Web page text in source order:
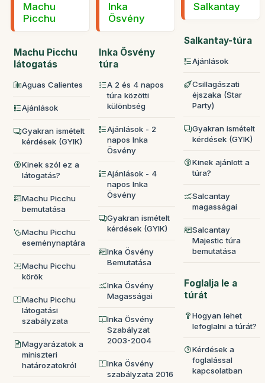
Machu
Picchu
Machu Picchu
látogatás
Aguas Calientes
Ajánlások
Gyakran ismételt
kérdések (GYIK)
Kinek szól ez a
látogatás?
Machu Picchu
bemutatása
Machu Picchu
eseménynaptára
Machu Picchu
körök
Machu Picchu
látogatási
szabályzata
Magyarázatok a
miniszteri
határozatokról
Inka
Ösvény
Inka Ösvény
túra
A 2 és 4 napos
túra közötti
különbség
Ajánlások - 2
napos Inka
Ösvény
Ajánlások - 4
napos Inka
Ösvény
Gyakran ismételt
kérdések (GYIK)
Inka Ösvény
Bemutatása
Inka Ösvény
Magasságai
Inka Ösvény
Szabályzat
2003-2004
Inka Ösvény
szabályzata 2016
Salkantay
Salkantay-túra
Ajánlások
Csillagászati
éjszaka (Star
Party)
Gyakran ismételt
kérdések (GYIK)
Kinek ajánlott a
túra?
Salcantay
magasságai
Salcantay
Majestic túra
bemutatása
Foglalja le a
túrát
Hogyan lehet
lefoglalni a túrát?
Kérdések a
foglalással
kapcsolatban